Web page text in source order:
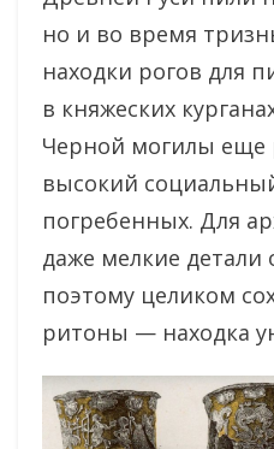
но и во время
находки рогов для
в княжеских
Черной могилы еще
высокий
погребенных. Для
даже мелкие детали
поэтому целиком
ритоны — находка